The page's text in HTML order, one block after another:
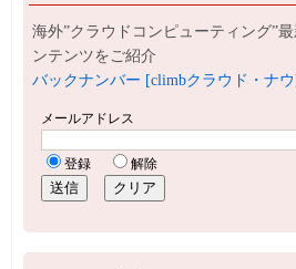
海外”クラウドコンピューティング”
ンテンツをご紹介
バックナンバー [climbクラウド・ナ